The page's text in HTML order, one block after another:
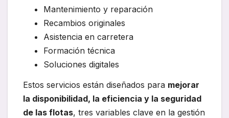
Mantenimiento y reparación
Recambios originales
Asistencia en carretera
Formación técnica
Soluciones digitales
Estos servicios están diseñados para mejorar
la disponibilidad, la eficiencia y la seguridad
de las flotas, tres variables clave en la gestión